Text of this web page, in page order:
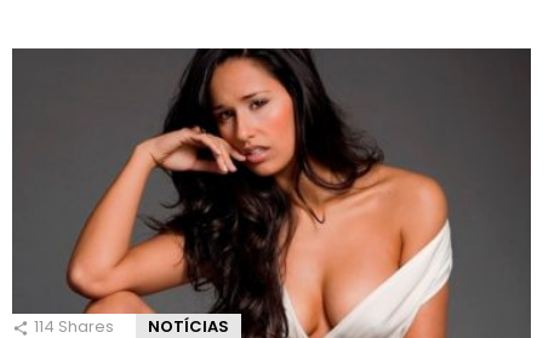
114 Shares NOTÍCIAS